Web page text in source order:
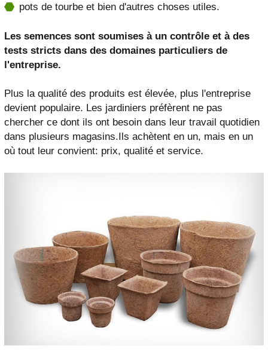
pots de tourbe et bien d'autres choses utiles.
Les semences sont soumises à un contrôle et à des
tests stricts dans des domaines particuliers de
l'entreprise.
Plus la qualité des produits est élevée, plus l'entreprise
devient populaire. Les jardiniers préfèrent ne pas
chercher ce dont ils ont besoin dans leur travail quotidien
dans plusieurs magasins.Ils achètent en un, mais en un
où tout leur convient: prix, qualité et service.